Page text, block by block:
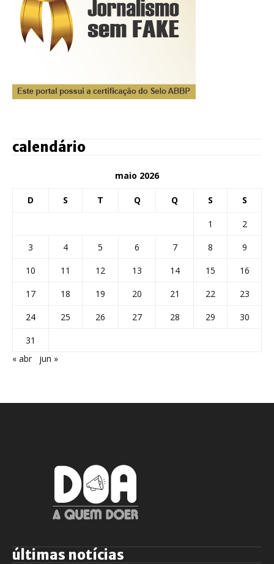
calendário
maio 2026
D S T Q Q S S
1
2
3
4 5 6 7 8
9
10
11 12 13 14 15
16
17
18 19 20 21 22
23
24
25 26 27 28 29
30
31
« abr
jun »
últimas notícias